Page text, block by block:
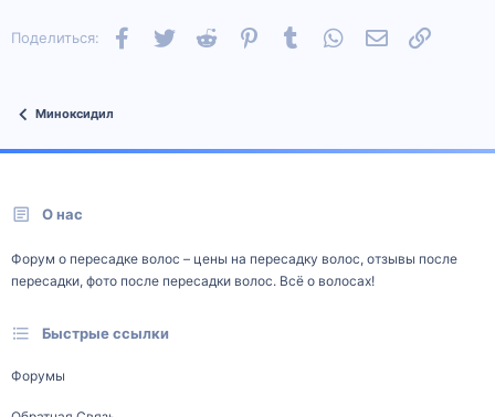
Поделиться: Facebook
Twitter Reddit PinterestTumblr WhatsAppЭлектронная
Ссылка
Миноксидил
О нас
Форум о пересадке волос – цены на пересадку волос, отзывы после
пересадки, фото после пересадки волос. Всё о волосах!
Быстрые ссылки
Форумы